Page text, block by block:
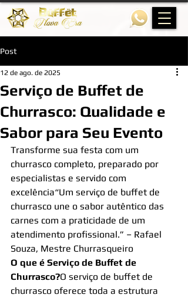
Post
Serviço de Buffet de
Churrasco: Qualidade e
Sabor para Seu Evento
12 de ago. de 2025
Transforme sua festa com um
churrasco completo, preparado por
especialistas e servido com
excelência“Um serviço de buffet de
churrasco une o sabor autêntico das
carnes com a praticidade de um
atendimento profissional.” – Rafael
Souza, Mestre Churrasqueiro
O que é Serviço de Buffet de
Churrasco?O serviço de buffet de
churrasco oferece toda a estrutura